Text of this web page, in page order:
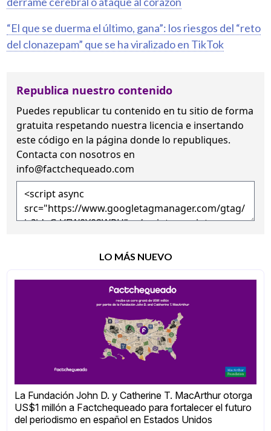
“El que se duerma el último, gana”: los riesgos del “reto
del clonazepam” que se ha viralizado en TikTok
Republica nuestro contenido
Puedes republicar tu contenido en tu sitio de forma
gratuita respetando nuestra licencia e insertando
este código en la página donde lo republiques.
Contacta con nosotros en
info@factchequeado.com
LO MÁS NUEVO
La Fundación John D. y Catherine T. MacArthur otorga
US$1 millón a Factchequeado para fortalecer el futuro
del periodismo en español en Estados Unidos